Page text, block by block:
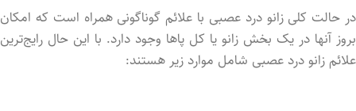
در حالت کلی زانو درد عصبی با علائم گوناگونی همراه است که امکان
بروز آنها در یک بخش زانو یا کل پاها وجود دارد. با این حال رایج‌ترین
علائم زانو درد عصبی شامل موارد زیر هستند: